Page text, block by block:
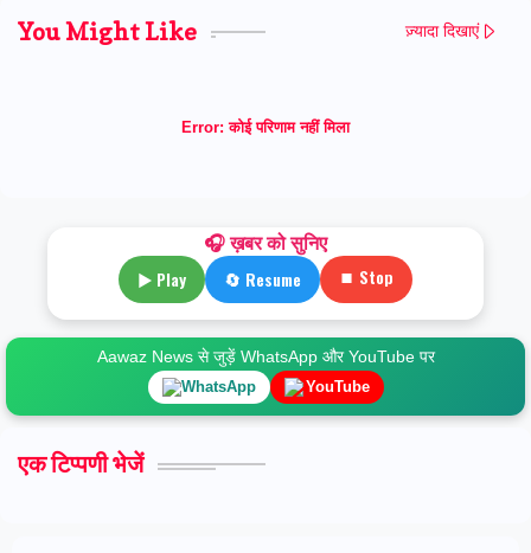
You Might Like ज़्यादा दिखाएं
Error: कोई परिणाम नहीं मिला
🎧 ख़बर को सुनिए
▶ Play 🔄 Resume ⏹ Stop
Aawaz News से जुड़ें WhatsApp और YouTube पर
WhatsApp YouTube
एक टिप्पणी भेजें